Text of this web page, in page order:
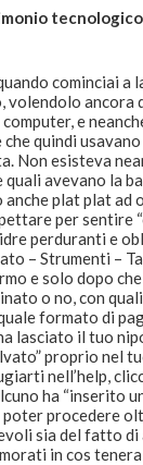
cominciai a
volendolo ancora
e
quindi
Non esisteva
quali avevano la
anche plat plat
per
perduranti e
– Strumenti –
e solo dopo
o no, con
formato di
lasciato il tuo
proprio nel
nell’help,
ha “inserito
procedere
sia del fatto di
in cos